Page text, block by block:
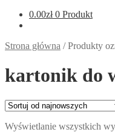
0.00zł 0 Produkt
Strona główna /Produkty
kartonik do
Wyświetlanie wszystkich